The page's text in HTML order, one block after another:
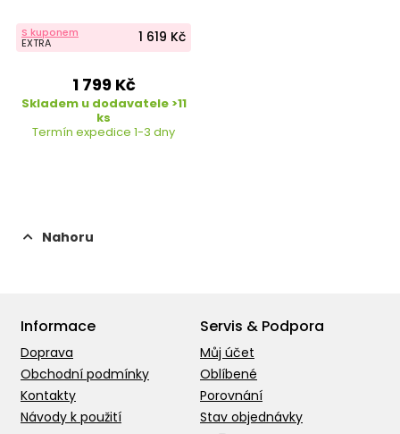
S kuponem
EXTRA 1 619 Kč
1 799 Kč
Skladem u dodavatele >11
ks
Termín expedice 1-3 dny
Nahoru
Informace
Doprava
Obchodní podmínky
Kontakty
Návody k použití
Servis & Podpora
Můj účet
Oblíbené
Porovnání
Stav objednávky